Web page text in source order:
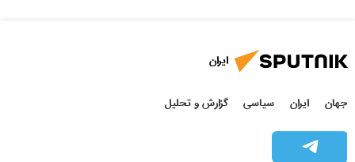
ایران
جهان ایران سیاسی گزارش و تحلیل